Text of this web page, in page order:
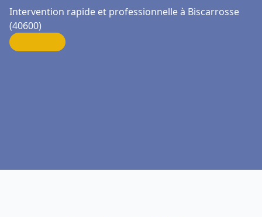
Intervention rapide et professionnelle à Biscarrosse
(40600)